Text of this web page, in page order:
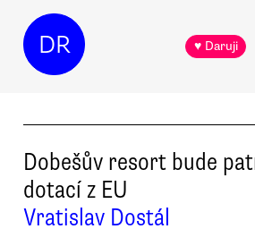
DR ♥ Daruji
Dobešův resort bude
dotací z EU
Vratislav Dostál